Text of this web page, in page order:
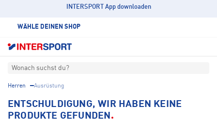
INTERSPORT App downloaden
WÄHLE DEINEN SHOP
Wonach suchst du?
Herren Ausrüstung
ENTSCHULDIGUNG, WIR HABEN KEINE
PRODUKTE GEFUNDEN